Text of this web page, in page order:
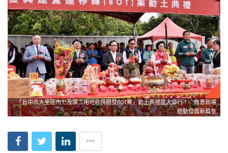
「台中市大里區市七及廣二用地合併開發BOT案」動土典禮盛大舉行！ 綠意商場
啟動發展新篇章